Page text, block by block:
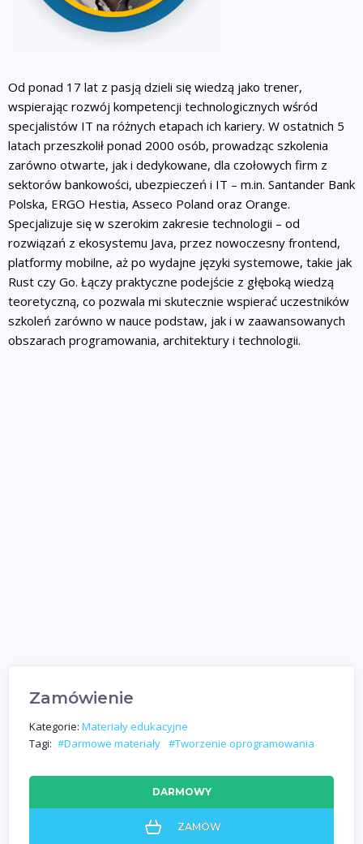
Od ponad 17 lat z pasją dzieli się wiedzą jako trener,
wspierając rozwój kompetencji technologicznych wśród
specjalistów IT na różnych etapach ich kariery. W ostatnich 5
latach przeszkolił ponad 2000 osób, prowadząc szkolenia
zarówno otwarte, jak i dedykowane, dla czołowych firm z
sektorów bankowości, ubezpieczeń i IT – m.in. Santander Bank
Polska, ERGO Hestia, Asseco Poland oraz Orange.
Specjalizuje się w szerokim zakresie technologii – od
rozwiązań z ekosystemu Java, przez nowoczesny frontend,
platformy mobilne, aż po wydajne języki systemowe, takie jak
Rust czy Go. Łączy praktyczne podejście z głęboką wiedzą
teoretyczną, co pozwala mi skutecznie wspierać uczestników
szkoleń zarówno w nauce podstaw, jak i w zaawansowanych
obszarach programowania, architektury i technologii.
Zamówienie
Kategorie: Materiały edukacyjne
Tagi: #Darmowe materiały #Tworzenie oprogramowania
DARMOWY
ZAMÓW